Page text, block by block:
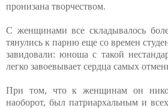
пронизана творчеством.
С женщинами все складывалось
тянулись к парню еще со времен
завидовали: юноша с такой
легко завоевывает сердца самых
При том, что к женщинам он
наоборот, был патриархальным и